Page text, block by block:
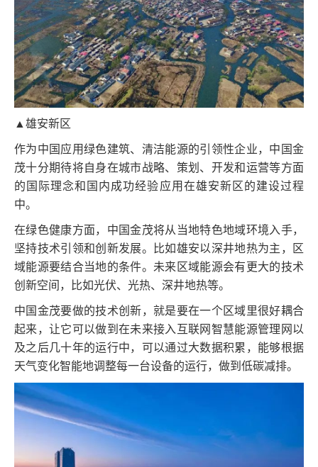
▲雄安新区
作为中国应用绿色建筑、清洁能源的引领性企业，中国金
茂十分期待将自身在城市战略、策划、开发和运营等方面
的国际理念和国内成功经验应用在雄安新区的建设过程
中。
在绿色健康方面，中国金茂将从当地特色地域环境入手，
坚持技术引领和创新发展。比如雄安以深井地热为主，区
域能源要结合当地的条件。未来区域能源会有更大的技术
创新空间，比如光伏、光热、深井地热等。
中国金茂要做的技术创新，就是要在一个区域里很好耦合
起来，让它可以做到在未来接入互联网智慧能源管理网以
及之后几十年的运行中，可以通过大数据积累，能够根据
天气变化智能地调整每一台设备的运行，做到低碳减排。